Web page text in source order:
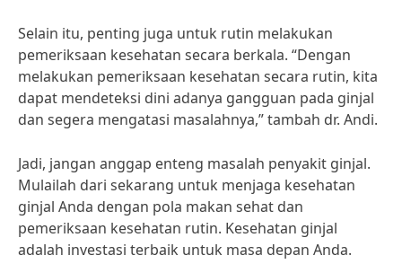
Selain itu, penting juga untuk rutin melakukan
pemeriksaan kesehatan secara berkala. “Dengan
melakukan pemeriksaan kesehatan secara rutin, kita
dapat mendeteksi dini adanya gangguan pada ginjal
dan segera mengatasi masalahnya,” tambah dr. Andi.
Jadi, jangan anggap enteng masalah penyakit ginjal.
Mulailah dari sekarang untuk menjaga kesehatan
ginjal Anda dengan pola makan sehat dan
pemeriksaan kesehatan rutin. Kesehatan ginjal
adalah investasi terbaik untuk masa depan Anda.